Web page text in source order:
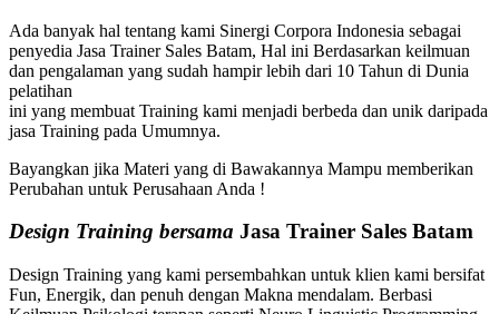
Ada banyak hal tentang kami Sinergi Corpora Indonesia sebagai
penyedia Jasa Trainer Sales Batam, Hal ini Berdasarkan keilmuan
dan pengalaman yang sudah hampir lebih dari 10 Tahun di Dunia
pelatihan
ini yang membuat Training kami menjadi berbeda dan unik daripada
jasa Training pada Umumnya.
Bayangkan jika Materi yang di Bawakannya Mampu memberikan
Perubahan untuk Perusahaan Anda !
Design Training bersama Jasa Trainer Sales Batam
Design Training yang kami persembahkan untuk klien kami bersifat
Fun, Energik, dan penuh dengan Makna mendalam. Berbasi